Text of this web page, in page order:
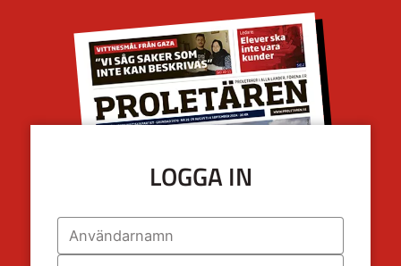
LOGGA IN